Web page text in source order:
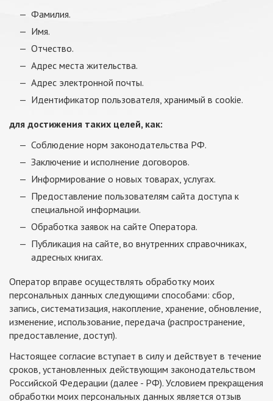
Фамилия.
Имя.
Отчество.
Адрес места жительства.
Адрес электронной почты.
Идентификатор пользователя, хранимый в cookie.
для достижения таких целей, как:
Соблюдение норм законодательства РФ.
Заключение и исполнение договоров.
Информирование о новых товарах, услугах.
Предоставление пользователям сайта доступа к
специальной информации.
Обработка заявок на сайте Оператора.
Публикация на сайте, во внутренних справочниках,
адресных книгах.
Оператор вправе осуществлять обработку моих
персональных данных следующими способами: сбор,
запись, систематизация, накопление, хранение, обновление,
изменение, использование, передача (распространение,
предоставление, доступ).
Настоящее согласие вступает в силу и действует в течение
сроков, установленных действующим законодательством
Российской Федерации (далее - РФ). Условием прекращения
обработки моих персональных данных является отзыв